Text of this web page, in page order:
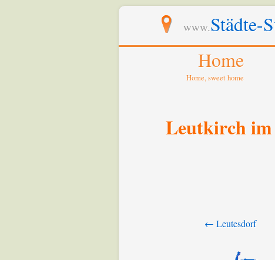
www.Städte-
Home
Home, sweet home
Leutkirch
← Leutesdorf